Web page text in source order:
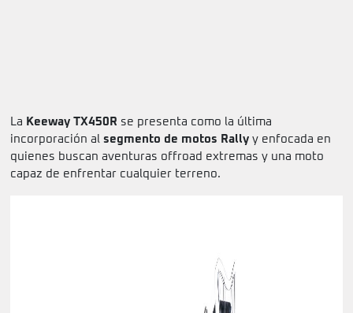
La Keeway TX450R se presenta como la última
incorporación al segmento de motos Rally y enfocada en
quienes buscan aventuras offroad extremas y una moto
capaz de enfrentar cualquier terreno.